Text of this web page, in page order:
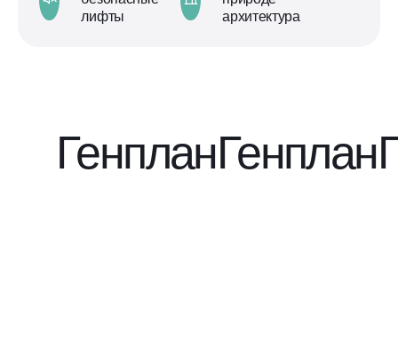
лифты
архитектура
ГенпланГенплан